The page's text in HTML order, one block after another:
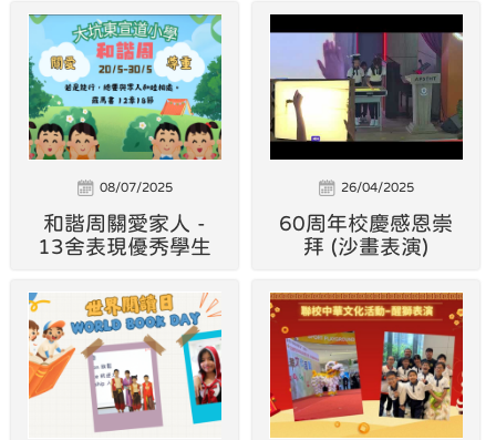
08/07/2025
和諧周關愛家人 -
13舍表現優秀學生
26/04/2025
60周年校慶感恩崇
拜 (沙畫表演)